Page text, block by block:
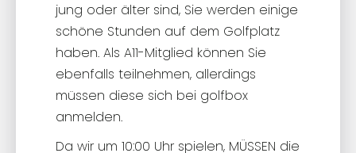
jung oder älter sind, Sie werden einige
schöne Stunden auf dem Golfplatz
haben. Als A11-Mitglied können Sie
ebenfalls teilnehmen, allerdings
müssen diese sich bei golfbox
anmelden.
Da wir um 10:00 Uhr spielen, MÜSSEN die